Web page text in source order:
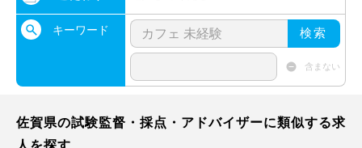
キーワード 検索
含まない
佐賀県の試験監督・採点・アドバイザーに類似する求
人を探す